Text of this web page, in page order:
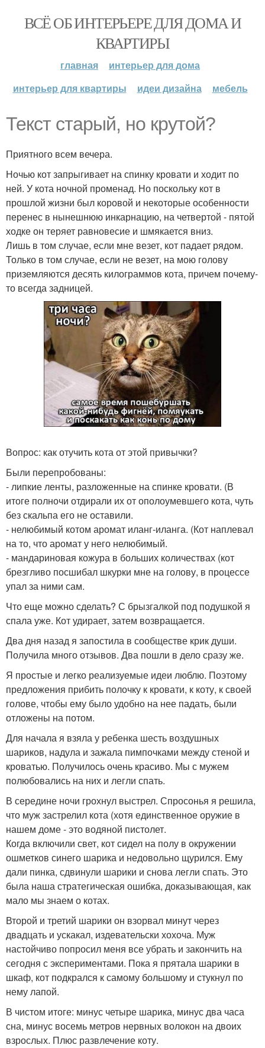
ВСЁ ОБ ИНТЕРЬЕРЕ ДЛЯ ДОМА И
КВАРТИРЫ
главная
интерьер для дома
интерьер для квартиры
идеи дизайна мебель
Текст старый, но крутой?
Приятного всем вечера.
Ночью кот запрыгивает на спинку кровати и ходит по
ней. У кота ночной променад. Но поскольку кот в
прошлой жизни был коровой и некоторые особенности
перенес в нынешнюю инкарнацию, на четвертой - пятой
ходке он теряет равновесие и шмякается вниз.
Лишь в том случае, если мне везет, кот падает рядом.
Только в том случае, если не везет, на мою голову
приземляются десять килограммов кота, причем почему-
то всегда задницей.
Вопрос: как отучить кота от этой привычки?
Были перепробованы:
- липкие ленты, разложенные на спинке кровати. (В
итоге полночи отдирали их от ополоумевшего кота, чуть
без скальпа его не оставили.
- нелюбимый котом аромат иланг-иланга. (Кот наплевал
на то, что аромат у него нелюбимый.
- мандариновая кожура в больших количествах (кот
брезгливо посшибал шкурки мне на голову, в процессе
упал за ними сам.
Что еще можно сделать? С брызгалкой под подушкой я
спала уже. Кот удирает, затем возвращается.
Два дня назад я запостила в сообществе крик души.
Получила много отзывов. Два пошли в дело сразу же.
Я простые и легко реализуемые идеи люблю. Поэтому
предложения прибить полочку к кровати, к коту, к своей
голове, чтобы ему было удобно на нее падать, были
отложены на потом.
Для начала я взяла у ребенка шесть воздушных
шариков, надула и зажала пимпочками между стеной и
кроватью. Получилось очень красиво. Мы с мужем
полюбовались на них и легли спать.
В середине ночи грохнул выстрел. Спросонья я решила,
что муж застрелил кота (хотя единственное оружие в
нашем доме - это водяной пистолет.
Когда включили свет, кот сидел на полу в окружении
ошметков синего шарика и недовольно щурился. Ему
дали пинка, сдвинули шарики и снова легли спать. Это
была наша стратегическая ошибка, доказывающая, как
мало мы знаем о котах.
Второй и третий шарики он взорвал минут через
двадцать и ускакал, издевательски хохоча. Муж
настойчиво попросил меня все убрать и закончить на
сегодня с экспериментами. Пока я прятала шарики в
шкаф, кот подкрался к самому большому и стукнул по
нему лапой.
В чистом итоге: минус четыре шарика, минус два часа
сна, минус восемь метров нервных волокон на двоих
взрослых. Плюс развлечение коту.